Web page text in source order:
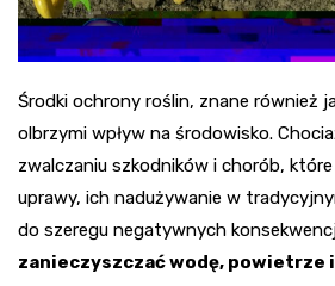
Środki ochrony roślin, znane również
olbrzymi wpływ na środowisko.
zwalczaniu szkodników i chorób,
uprawy, ich nadużywanie w
do szeregu negatywnych
zanieczyszczać wodę, powietrze